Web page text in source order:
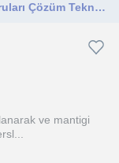
Fen Bilimlerinde %100 Başarı ve Nesil Soruları Çözüm Teknikleri | Derece Derece İlerleme LGS & Sınıflar
ve mantigi